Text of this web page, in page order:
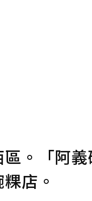
。「阿
店。